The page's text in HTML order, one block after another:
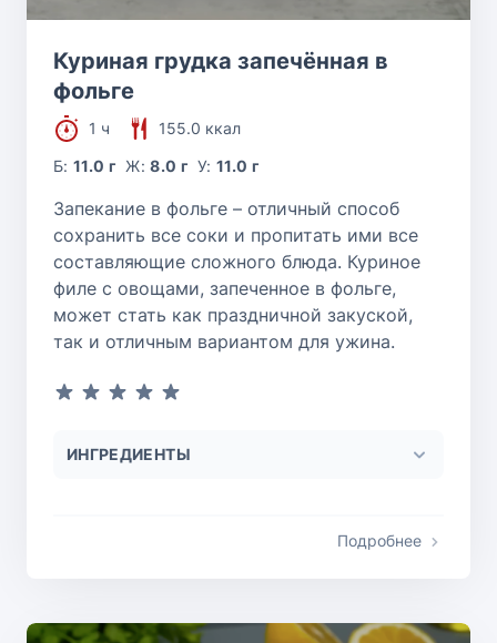
Куриная грудка запечённая в
фольге
1 ч
155.0 ккал
Б:11.0 г Ж:8.0 г У:11.0 г
Запекание в фольге – отличный способ
сохранить все соки и пропитать ими все
составляющие сложного блюда. Куриное
филе с овощами, запеченное в фольге,
может стать как праздничной закуской,
так и отличным вариантом для ужина.
ИНГРЕДИЕНТЫ
Подробнее